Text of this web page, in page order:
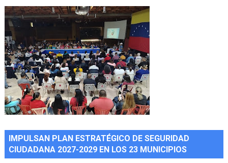
IMPULSAN PLAN ESTRATÉGICO DE SEGURIDAD
CIUDADANA 2027-2029 EN LOS 23 MUNICIPIOS